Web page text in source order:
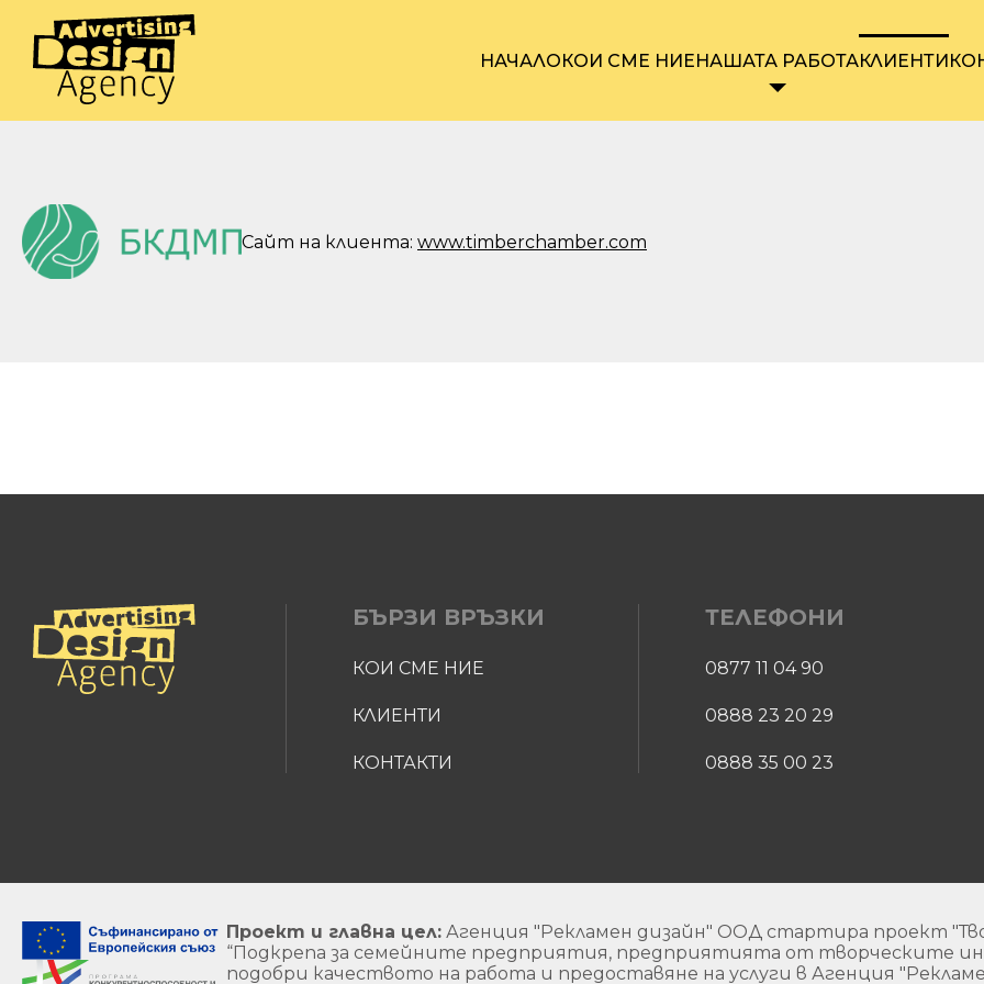
НАЧАЛОКОИ СМЕ НИЕНАШАТА РАБОТАКЛИЕНТИ
Сайт на клиента: www.timberchamber.com
БЪРЗИ ВРЪЗКИ
КОИ СМЕ НИЕ
КЛИЕНТИ
КОНТАКТИ
ТЕЛЕФОНИ
0877 11 04 90
0888 23 20 29
0888 35 00 23
Проект и главна цел:Агенция "Рекламен дизайн" ООД стартира проект
“Подкрепа за семейните предприятия, предприятията от творческите
подобри качеството на работа и предоставяне на услуги в Агенция